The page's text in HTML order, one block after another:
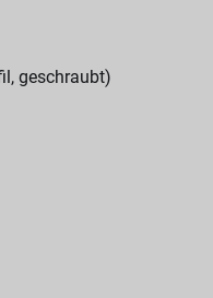
geschraubt)